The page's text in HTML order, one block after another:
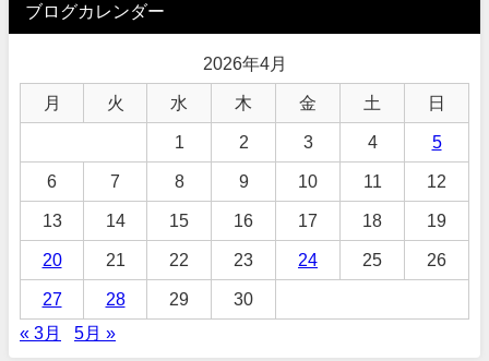
ブログカレンダー
2026年4月
月 火 水 木 金 土 日
1 2 3 4 5
6 7 8 9 10 11 12
13 14 15 16 17 18 19
20 21 22 23 24 25 26
27 28 29
30
« 3月
5月 »